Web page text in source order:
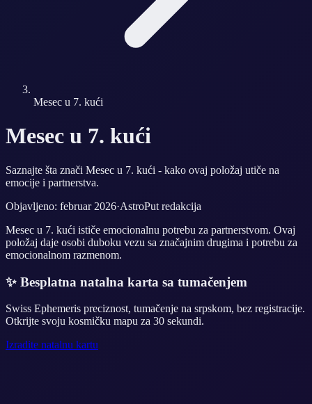
Mesec u 7. kući
Mesec u 7. kući
Saznajte šta znači Mesec u 7. kući - kako ovaj položaj utiče na
emocije i partnerstva.
Objavljeno: februar 2026·AstroPut redakcija
Mesec u 7. kući ističe emocionalnu potrebu za partnerstvom. Ovaj
položaj daje osobi duboku vezu sa značajnim drugima i potrebu za
emocionalnom razmenom.
✨ Besplatna natalna karta sa tumačenjem
Swiss Ephemeris preciznost, tumačenje na srpskom, bez registracije.
Otkrijte svoju kosmičku mapu za 30 sekundi.
Izradite natalnu kartu